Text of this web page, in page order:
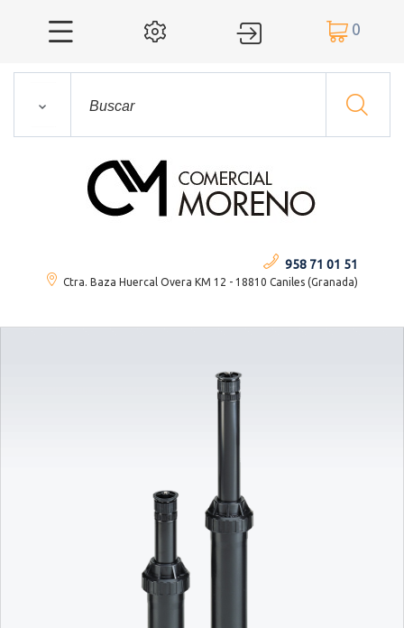
    0
958 71 01 51
Ctra. Baza Huercal Overa KM 12 - 18810 Caniles (Granada)